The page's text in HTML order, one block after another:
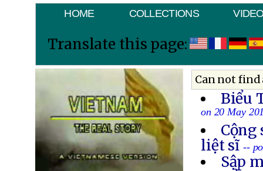
HOME COLLECTIONS
Translate this page:
Can not
Biểu
on 20 May
Cộng
liệt sĩ --
Sập